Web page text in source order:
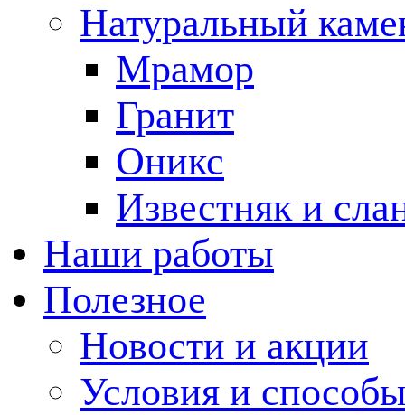
Натуральный
Мрамор
Гранит
Оникс
Известняк и
Наши работы
Полезное
Новости и акции
Условия и